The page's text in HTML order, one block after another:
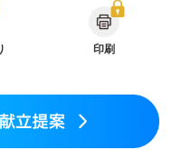
など
方
印刷